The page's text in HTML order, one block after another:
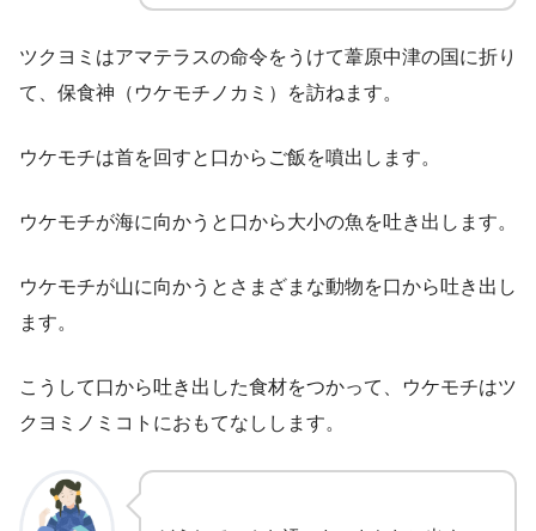
ツクヨミはアマテラスの命令をうけて葦原中津の国に折り
て、保食神（ウケモチノカミ）を訪ねます。
ウケモチは首を回すと口からご飯を噴出します。
ウケモチが海に向かうと口から大小の魚を吐き出します。
ウケモチが山に向かうとさまざまな動物を口から吐き出し
ます。
こうして口から吐き出した食材をつかって、ウケモチはツ
クヨミノミコトにおもてなしします。